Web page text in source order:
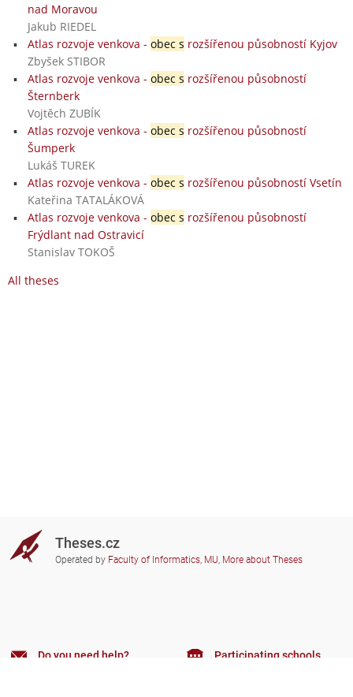
nad Moravou
Jakub RIEDEL
Atlas rozvoje venkova - obec s rozšířenou působností Kyjov
Zbyšek STIBOR
Atlas rozvoje venkova - obec s rozšířenou působností
Šternberk
Vojtěch ZUBÍK
Atlas rozvoje venkova - obec s rozšířenou působností
Šumperk
Lukáš TUREK
Atlas rozvoje venkova - obec s rozšířenou působností Vsetín
Kateřina TATALÁKOVÁ
Atlas rozvoje venkova - obec s rozšířenou působností
Frýdlant nad Ostravicí
Stanislav TOKOŠ
All theses
Theses.cz
Operated by Faculty of Informatics, MU, More about Theses
Do you need help? Participating schools